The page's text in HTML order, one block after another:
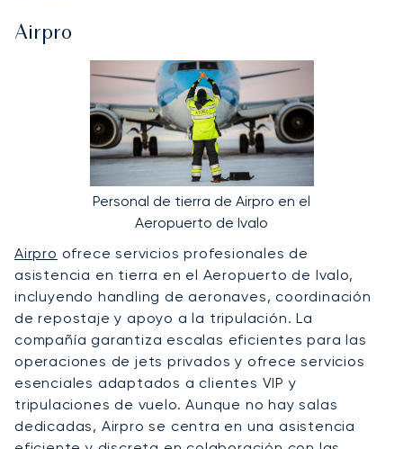
Airpro
Personal de tierra de Airpro en el
Aeropuerto de Ivalo
Airpro ofrece servicios profesionales de
asistencia en tierra en el Aeropuerto de Ivalo,
incluyendo handling de aeronaves, coordinación
de repostaje y apoyo a la tripulación. La
compañía garantiza escalas eficientes para las
operaciones de jets privados y ofrece servicios
esenciales adaptados a clientes VIP y
tripulaciones de vuelo. Aunque no hay salas
dedicadas, Airpro se centra en una asistencia